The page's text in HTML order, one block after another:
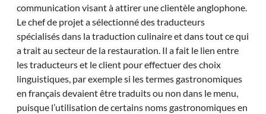
communication visant à attirer une clientèle anglophone.
Le chef de projet a sélectionné des traducteurs
spécialisés dans la traduction culinaire et dans tout ce qui
a trait au secteur de la restauration. Il a fait le lien entre
les traducteurs et le client pour effectuer des choix
linguistiques, par exemple si les termes gastronomiques
en français devaient être traduits ou non dans le menu,
puisque l’utilisation de certains noms gastronomiques en